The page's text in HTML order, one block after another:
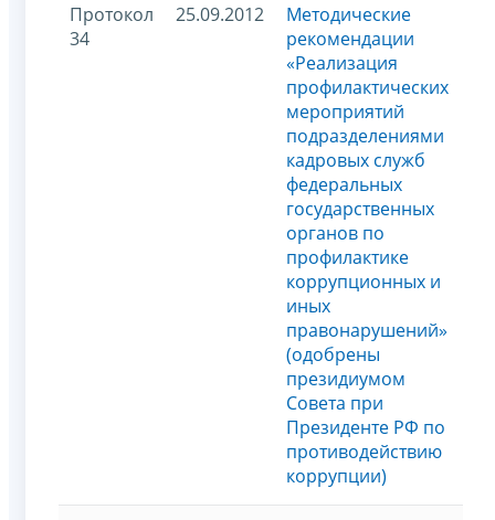
Протокол
34
25.09.2012
Методические
рекомендации
«Реализация
профилактических
мероприятий
подразделениями
кадровых служб
федеральных
государственных
органов по
профилактике
коррупционных и
иных
правонарушений»
(одобрены
президиумом
Совета при
Президенте РФ по
противодействию
коррупции)